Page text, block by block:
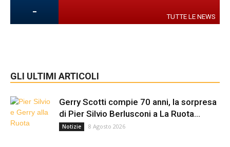
- TUTTE LE NEWS
GLI ULTIMI ARTICOLI
Gerry Scotti compie 70 anni, la sorpresa
di Pier Silvio Berlusconi a La Ruota...
Notizie 8 Agosto 2026